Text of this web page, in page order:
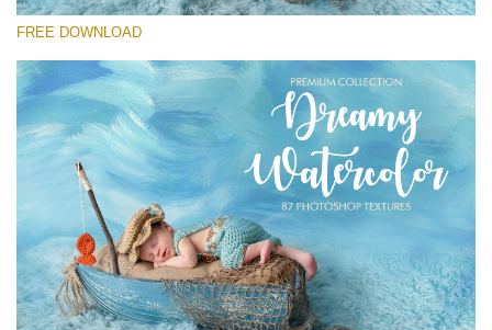
Kérlek, válassz
Small 800*533px
Dreamy Watercolor
(85 Textures)
Large 6000*4000px
Entire Collection
(1783 Overlays)
Large 6000*4000px
FREE DOWNLOAD